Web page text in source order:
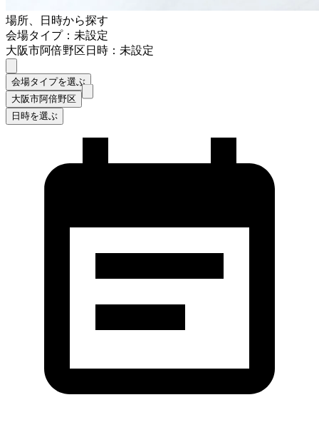
場所、日時から探す
会場タイプ：未設定
大阪市阿倍野区日時：未設定
会場タイプを選ぶ
大阪市阿倍野区
日時を選ぶ